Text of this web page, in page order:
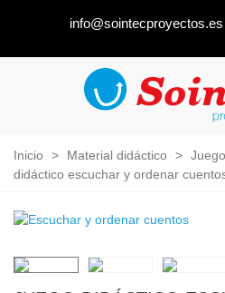
info@sointecproyectos.es
Inicio > Material didáctico >
didáctico escuchar y ordenar